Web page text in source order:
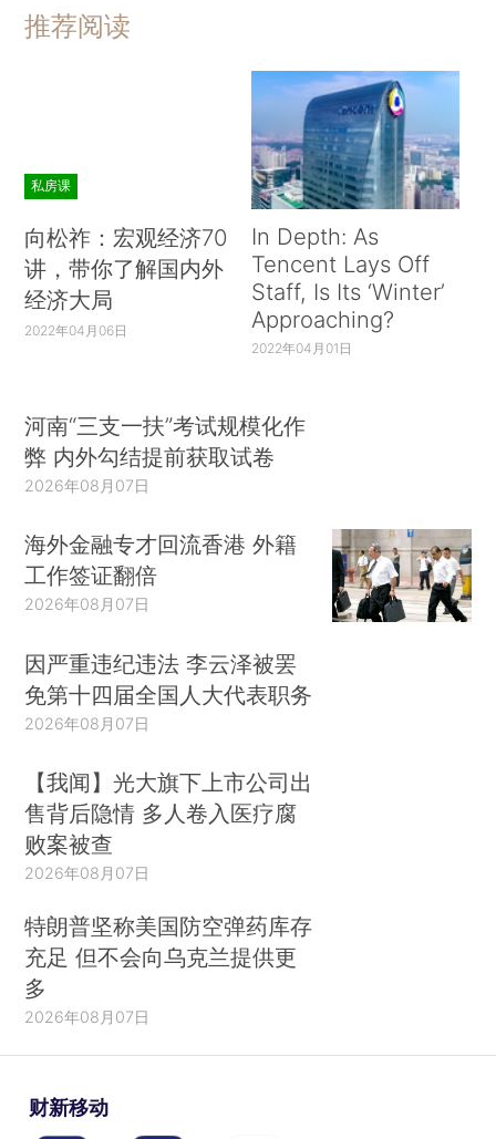
同时，洛杉矶工会组织LAANE甚至组织民众到
州”！竞争对手及其背后的超级政客也频频向美国政
府施压，要求取消比亚迪的巴士订单。最后，迫于
压力的长滩运输署董事会不得不宣布取消给比亚迪
的订单。
失去订单、民众反对、舆论质疑……一时间，
比亚迪腹背受敌，犹如“困兽”。真金不怕火炼，经
历116天的“炼狱”之后，比亚迪纯电动大巴K9成为
全球首辆通过Altoona测试的12米纯电动大巴。
电动大巴订单纪录！
2015年4月30日，比亚迪正式向美国洛杉矶郡大都会交通局交付首批纯电
动大巴
大巴工厂的落成，赢得美国共和党和民主党政要同
台盛赞，几乎所有美国主流的公交运营商都乐意与
比亚迪合作。这是比亚迪的胜利，也是中国制造向
推荐阅读
私房课
向松祚：宏观经济70
讲，带你了解国内外
经济大局
2022年04月06日
In Depth: As
Tencent Lays Off
Staff, Is Its ‘Winter’
Approaching?
2022年04月01日
河南“三支一扶”考试规模化作
弊 内外勾结提前获取试卷
2026年08月07日
海外金融专才回流香港 外籍
工作签证翻倍
2026年08月07日
因严重违纪违法 李云泽被罢
免第十四届全国人大代表职务
2026年08月07日
【我闻】光大旗下上市公司出
售背后隐情 多人卷入医疗腐
败案被查
2026年08月07日
特朗普坚称美国防空弹药库存
充足 但不会向乌克兰提供更
多
2026年08月07日
财新移动